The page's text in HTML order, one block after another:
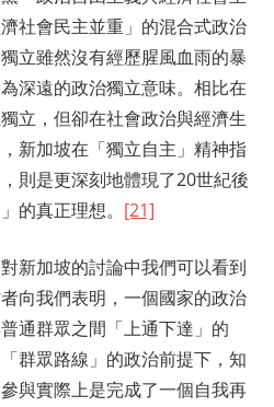
社會民主並重」的混合式政治
立雖然沒有經歷腥風血雨的暴
深遠的政治獨立意味。相比在
立，但卻在社會政治與經濟生
新加坡在「獨立自主」精神指
則是更深刻地體現了20世紀後
的真正理想。 [21]
新加坡的討論中我們可以看到
向我們表明，一個國家的政治
通群眾之間「上通下達」的
群眾路線」的政治前提下，知
與實際上是完成了一個自我再